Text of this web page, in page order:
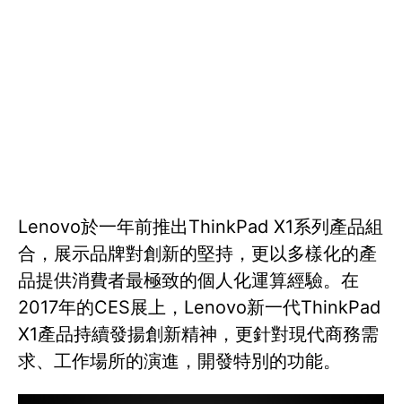
Lenovo於一年前推出ThinkPad X1系列產品組
合，展示品牌對創新的堅持，更以多樣化的產
品提供消費者最極致的個人化運算經驗。在
2017年的CES展上，Lenovo新一代ThinkPad
X1產品持續發揚創新精神，更針對現代商務需
求、工作場所的演進，開發特別的功能。